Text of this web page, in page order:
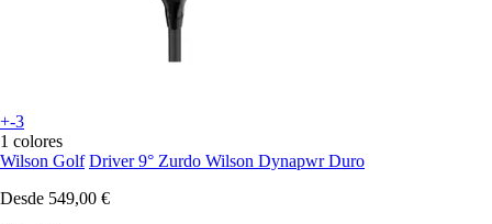
+-3
1 colores
Wilson Golf Driver 9° Zurdo Wilson Dynapwr Duro
Desde 549,00 €